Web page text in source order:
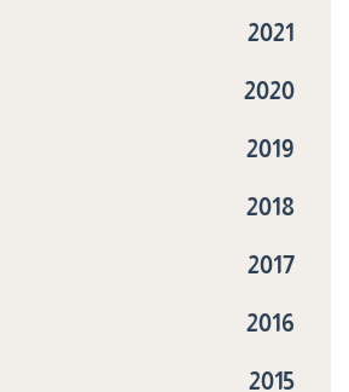
2021
2020
2019
2018
2017
2016
2015